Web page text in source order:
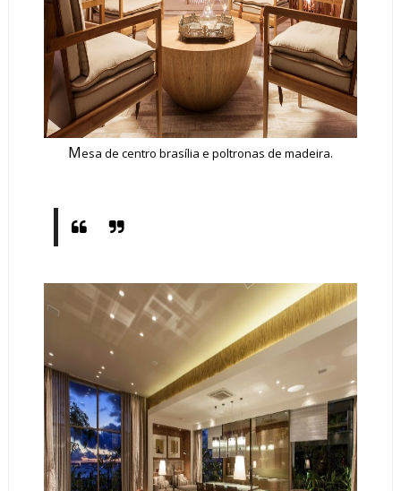
Mesa de centro brasília e poltronas de madeira.